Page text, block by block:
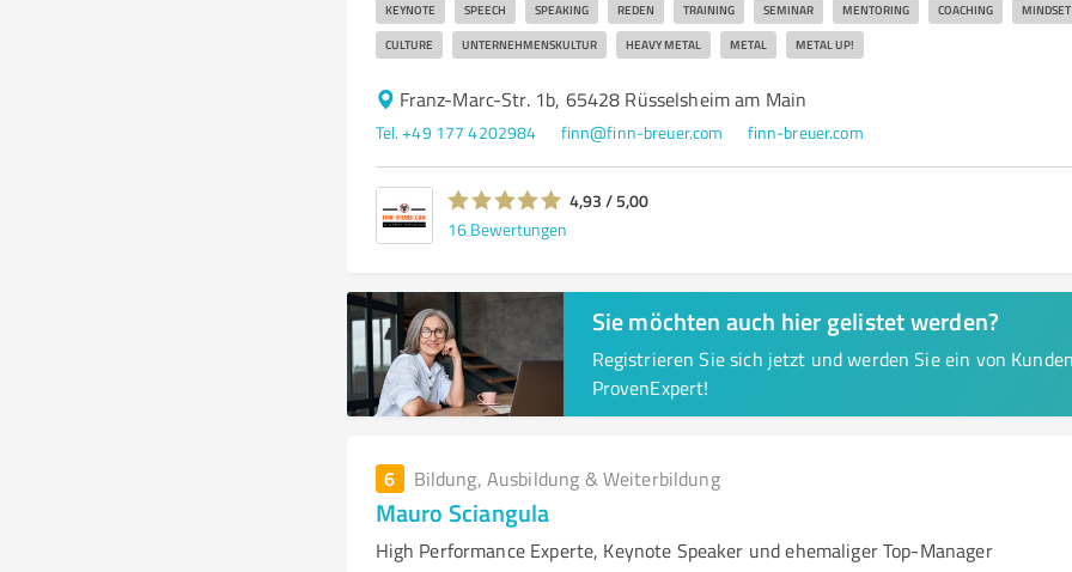
KEYNOTE SPEECH SPEAKING REDEN TRAINING SEMINAR MENTORING COACHING MINDSET
CULTURE UNTERNEHMENSKULTUR HEAVY METAL METAL METAL UP!
Franz-Marc-Str. 1b, 65428 Rüsselsheim am Main
Tel. +49 177 4202984 finn@finn-breuer.com finn-breuer.com
4,93 / 5,00
16 Bewertungen
Sie möchten auch hier gelistet werden?
Registrieren Sie sich jetzt und werden Sie ein von
ProvenExpert!
6 Bildung, Ausbildung & Weiterbildung
Mauro Sciangula
High Performance Experte, Keynote Speaker und ehemaliger Top-Manager